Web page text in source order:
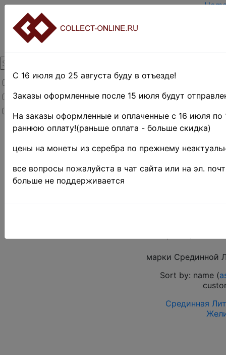
Товары со скидкой
Товары в наличии
Новинки
Home» Stamps»
и Прибалтика »
Литва
марки Срединной
Sort by: name (
Срединная
С 16 июля до 25 августа буду в отъезде!
Заказы оформленные после 15 июля будут
На заказы оформленные и оплаченные с 16 июля по
раннюю оплату!(раньше оплата - больше скидка)
цены на монеты из серебра по прежнему
все вопросы пожалуйста в чат сайта или на эл.
больше не поддерживается